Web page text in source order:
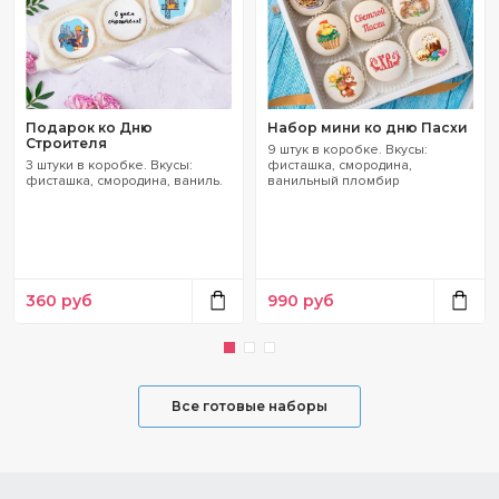
Подарок ко Дню
Строителя
3 штуки в коробке. Вкусы:
фисташка, смородина, ваниль.
360 руб
Набор мини ко дню Пасхи
9 штук в коробке. Вкусы:
фисташка, смородина,
ванильный пломбир
990 руб
Все готовые наборы